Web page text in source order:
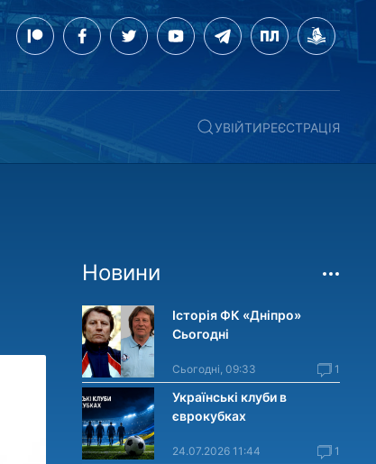
УВІЙТИРЕЄСТРАЦІЯ
Новини
Історія ФК «Дніпро»
Сьогодні
Сьогодні, 09:33 1
Українські клуби в
єврокубках
24.07.2026 11:44 1